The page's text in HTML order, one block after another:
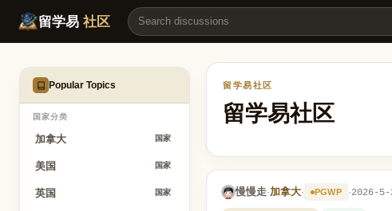
加拿大最后一学期只上一门课，PGWP 资格怎么保？ | 留学易
留学易 社区
Popular Topics
国家分类
加拿大 国家
美国 国家
英国 国家
留学易社区
留学易社区
慢慢走·加拿大· PGWP ·2026-